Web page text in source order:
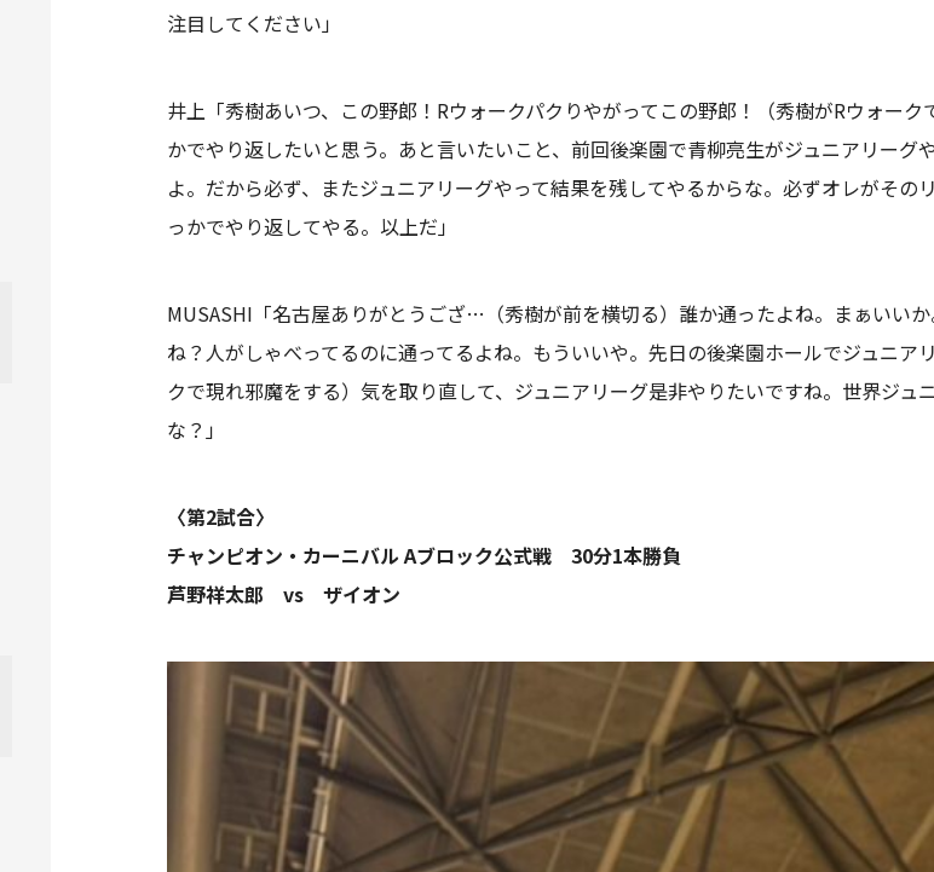
注目してください」
井上「秀樹あいつ、この野郎！Rウォークパクりやがってこの野郎！（秀樹がRウォー
かでやり返したいと思う。あと言いたいこと、前回後楽園で青柳亮生がジュニアリーグ
よ。だから必ず、またジュニアリーグやって結果を残してやるからな。必ずオレがそ
っかでやり返してやる。以上だ」
MUSASHI「名古屋ありがとうござ…（秀樹が前を横切る）誰か通ったよね。まぁいい
ね？人がしゃべってるのに通ってるよね。もういいや。先日の後楽園ホールでジュニ
クで現れ邪魔をする）気を取り直して、ジュニアリーグ是非やりたいですね。世界ジ
な？」
〈第2試合〉
チャンピオン・カーニバル Aブロック公式戦 30分1本勝負
芦野祥太郎 vs ザイオン